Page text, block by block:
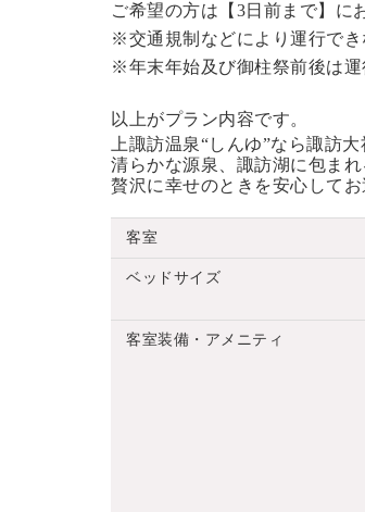
ご希望の方は【3日前まで】に
※交通規制などにより運行で
※年末年始及び御柱祭前後は
以上がプラン内容です。
上諏訪温泉“しんゆ”なら諏訪
清らかな源泉、諏訪湖に包ま
贅沢に幸せのときを安心してお
客室
ベッドサイズ
客室装備・アメニティ